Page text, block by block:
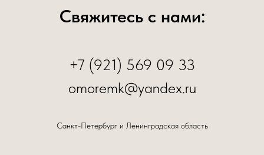
Свяжитесь с нами:
+7 (921) 569 09 33
omoremk@yandex.ru
Санкт-Петербург и Ленинградская область